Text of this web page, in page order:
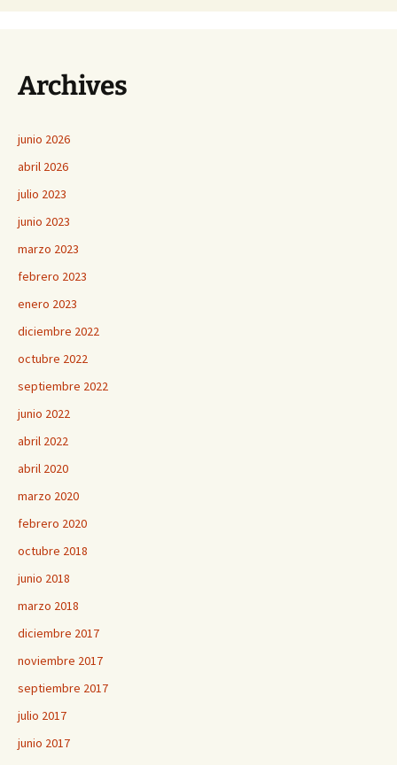
Archives
junio 2026
abril 2026
julio 2023
junio 2023
marzo 2023
febrero 2023
enero 2023
diciembre 2022
octubre 2022
septiembre 2022
junio 2022
abril 2022
abril 2020
marzo 2020
febrero 2020
octubre 2018
junio 2018
marzo 2018
diciembre 2017
noviembre 2017
septiembre 2017
julio 2017
junio 2017